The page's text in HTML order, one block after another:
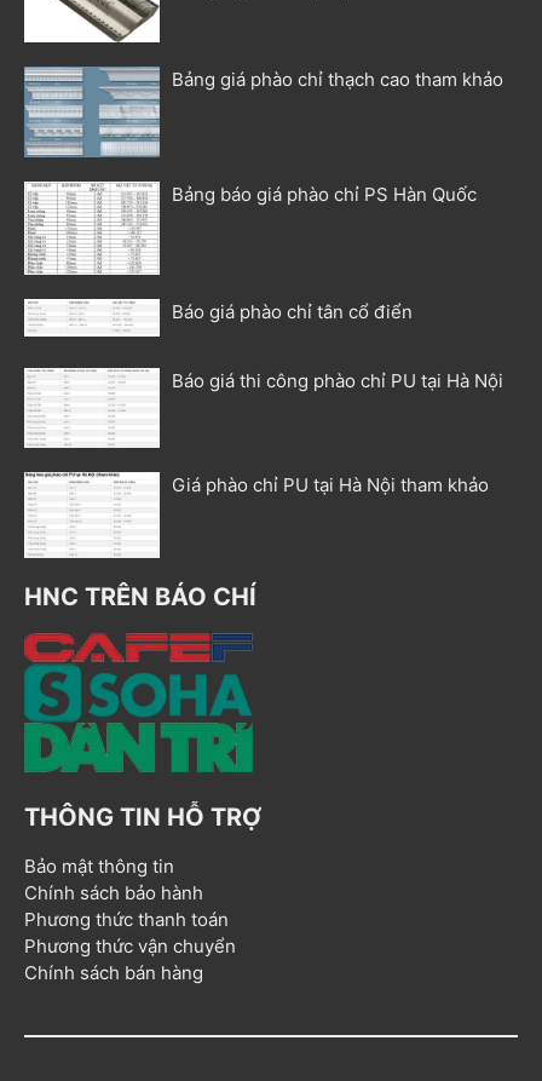
Bảng giá phào chỉ thạch cao tham khảo
Bảng báo giá phào chỉ PS Hàn Quốc
Báo giá phào chỉ tân cổ điển
Báo giá thi công phào chỉ PU tại Hà Nội
Giá phào chỉ PU tại Hà Nội tham khảo
HNC TRÊN BÁO CHÍ
THÔNG TIN HỖ TRỢ
Bảo mật thông tin
Chính sách bảo hành
Phương thức thanh toán
Phương thức vận chuyển
Chính sách bán hàng